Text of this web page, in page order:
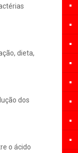
dieta,
dos
o ácido